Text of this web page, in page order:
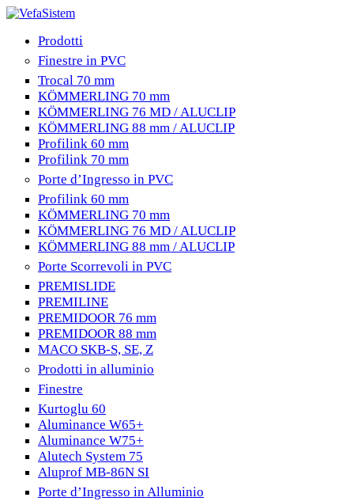
Prodotti
Finestre in PVC
Trocal 70 mm
KÖMMERLING 70 mm
KÖMMERLING 76 MD / ALUCLIP
KÖMMERLING 88 mm / ALUCLIP
Profilink 60 mm
Profilink 70 mm
Porte d’Ingresso in PVC
Profilink 60 mm
KÖMMERLING 70 mm
KÖMMERLING 76 MD / ALUCLIP
KÖMMERLING 88 mm / ALUCLIP
Porte Scorrevoli in PVC
PREMISLIDE
PREMILINE
PREMIDOOR 76 mm
PREMIDOOR 88 mm
MACO SKB-S, SE, Z
Prodotti in alluminio
Finestre
Kurtoglu 60
Aluminance W65+
Aluminance W75+
Alutech System 75
Aluprof MB-86N SI
Porte d’Ingresso in Alluminio